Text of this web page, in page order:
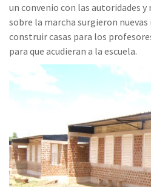
un convenio con las autoridades
sobre la marcha surgieron nuevas
construir casas para los
para que acudieran a la escuela.